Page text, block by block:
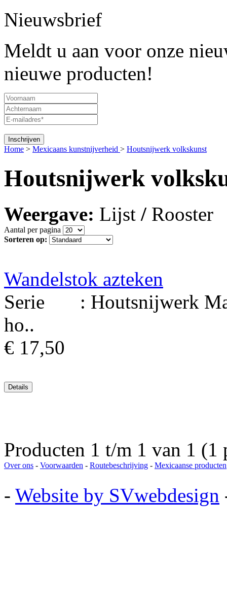
Nieuwsbrief
Meldt u aan voor onze
nieuwe producten!
Home > Mexicaans kunstnijverheid > Houtsnijwerk volkskunst
Houtsnijwerk
Weergave: Lijst / Rooster
Aantal per pagina
Sorteren op:
Wandelstok azteken
Serie : Houtsnijwerk
ho..
€ 17,50
Producten 1 t/m 1 van 1 (1
Over ons - Voorwaarden - Routebeschrijving - Mexicaanse producten
- Website by SVwebdesign